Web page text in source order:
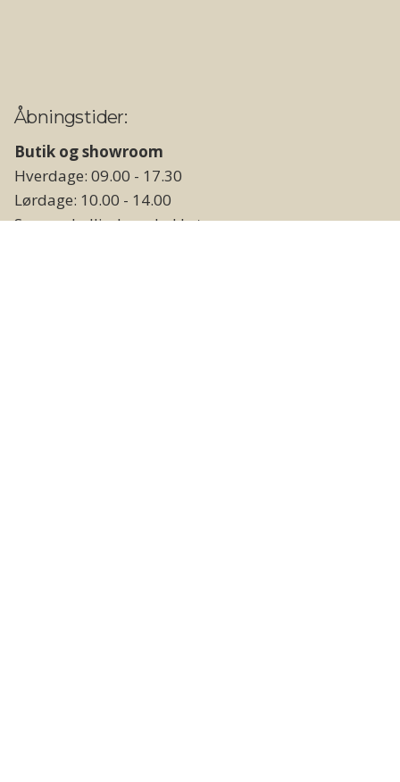
Åbningstider:
Butik og showroom
Hverdage: 09.00 - 17.30
Lørdage: 10.00 - 14.00
Søn- og helligdage: Lukket